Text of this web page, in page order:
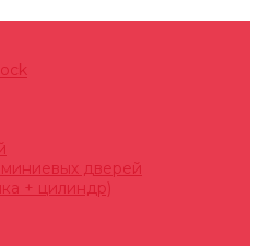
дверей
+ цилиндр)